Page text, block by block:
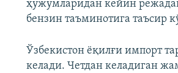
ҳужумларидан кейин
бензин таъминотига таъсир
Ўзбекистон ёқилғи импорт
келади. Четдан келадиган